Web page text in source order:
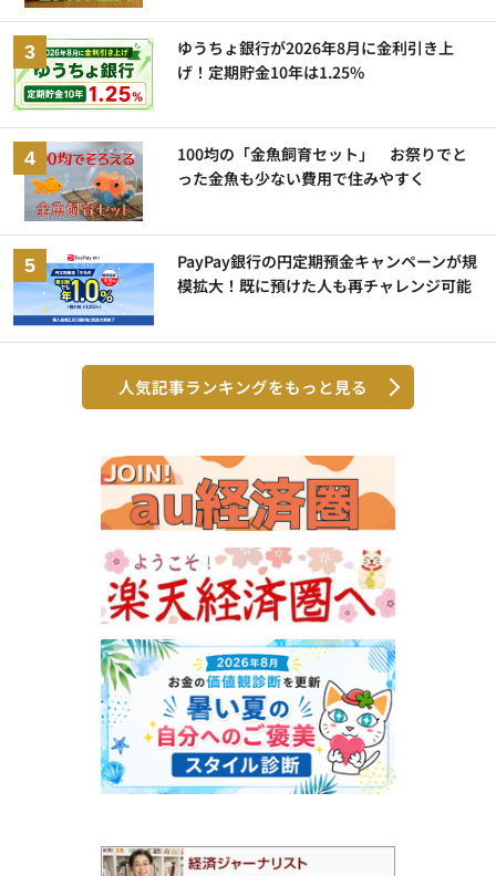
ゆうちょ銀行が2026年8月に金利引き上
げ！定期貯金10年は1.25%
100均の「金魚飼育セット」 お祭りでと
った金魚も少ない費用で住みやすく
PayPay銀行の円定期預金キャンペーンが規
模拡大！既に預けた人も再チャレンジ可能
人気記事ランキングをもっと見る